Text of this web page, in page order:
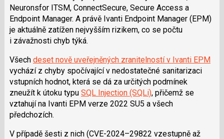
NeuronsforITSM, ConnectSecure, SecureAccess a
EndpointManager. A právě Ivanti EndpointManager (EPM)
je aktuálně zatížen nejvyšším rizikem, co se počtu
i závažnosti chyb týká.
Všech deset nově uveřejněných zranitelností v Ivanti EPM
vychází z chyby spočívající v nedostatečné sanitarizaci
vstupních hodnot, která se dá za určitých podmínek
zneužít k útoku typu SQL Injection (SQLi), přičemž se
vztahují na IvantiEPM verze 2022 SU5 a všech
předchozích.
V případě šesti z nich (CVE-2024–29822 vzestupně až